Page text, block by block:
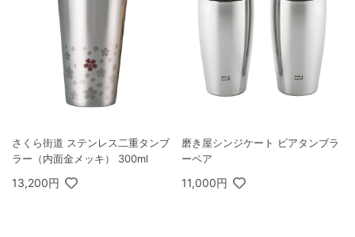
さくら街道 ステンレス二重タンブ
ラー（内面金メッキ） 300ml
13,200円
磨き屋シンジケート ビアタンブラ
ーペア
11,000円